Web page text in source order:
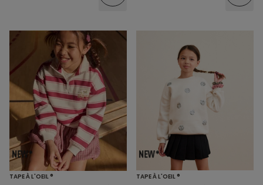
TAPE À L'OEIL ® TAPE À L'OEIL ®